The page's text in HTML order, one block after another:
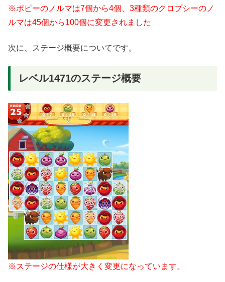
※ポピーのノルマは7個から4個、3種類のクロプシーのノ
ルマは45個から100個に変更されました
次に、ステージ概要についてです。
レベル1471のステージ概要
※ステージの仕様が大きく変更になっています。